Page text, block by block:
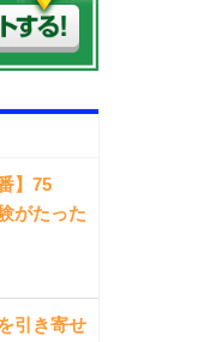
】75
がたった
引き寄せ